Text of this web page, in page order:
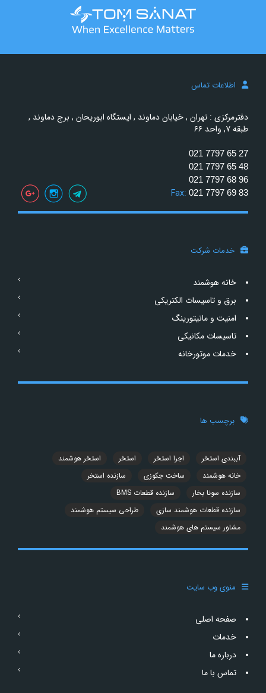
اطلاعات تماس
دفترمرکزی : تهران , خیابان دماوند , ایستگاه ابوریحان , برج دماوند ,
طبقه ۷, واحد ۶۶
021 7797 65 27
021 7797 65 48
021 7797 68 96
021 7797 69 83
Fax:
خدمات شرکت
خانه هوشمند
برق و تاسیسات الکتریکی
امنیت و مانیتورینگ
تاسیسات مکانیکی
خدمات موتورخانه
برچسب ها
آببندی استخر اجرا استخر استخر
استخر هوشمند
خانه هوشمند
ساخت جکوزی
سازنده استخر
سازنده سونا بخار
سازنده قطعات BMS
سازنده قطعات هوشمند سازی
طراحی سیستم هوشمند
مشاور سیستم های هوشمند
منوی وب سایت
صفحه اصلی
خدمات
درباره ما
تماس با ما